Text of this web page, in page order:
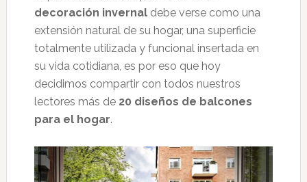
decoración invernaldebe verse como una
extensión natural de su hogar, una superficie
totalmente utilizada y funcional insertada en
su vida cotidiana, es por eso que hoy
decidimos compartir con todos nuestros
lectores más de 20 diseños de balcones
para el hogar.